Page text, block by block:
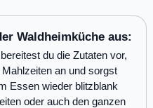
Waldheimküche aus:
du die Zutaten vor,
an und sorgst
Essen wieder blitzblank
oder auch den ganzen